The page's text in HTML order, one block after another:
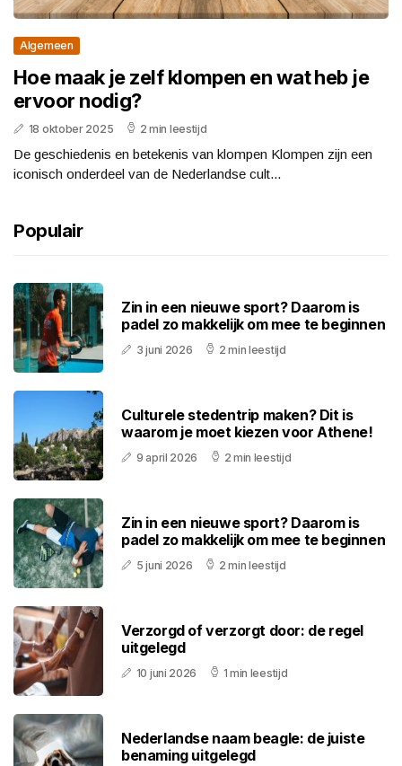
Algemeen
Hoe maak je zelf klompen en wat heb je
ervoor nodig?
18 oktober 2025 2 min leestijd
De geschiedenis en betekenis van klompen Klompen zijn een
iconisch onderdeel van de Nederlandse cult...
Populair
Zin in een nieuwe sport? Daarom is
padel zo makkelijk om mee te beginnen
3 juni 2026 2 min leestijd
Culturele stedentrip maken? Dit is
waarom je moet kiezen voor Athene!
9 april 2026 2 min leestijd
Zin in een nieuwe sport? Daarom is
padel zo makkelijk om mee te beginnen
5 juni 2026 2 min leestijd
Verzorgd of verzorgt door: de regel
uitgelegd
10 juni 2026 1 min leestijd
Nederlandse naam beagle: de juiste
benaming uitgelegd